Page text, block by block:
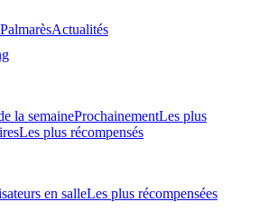
PalmarèsActualités
la semaineProchainementLes plus
Les plus récompensés
en salleLes plus récompensées